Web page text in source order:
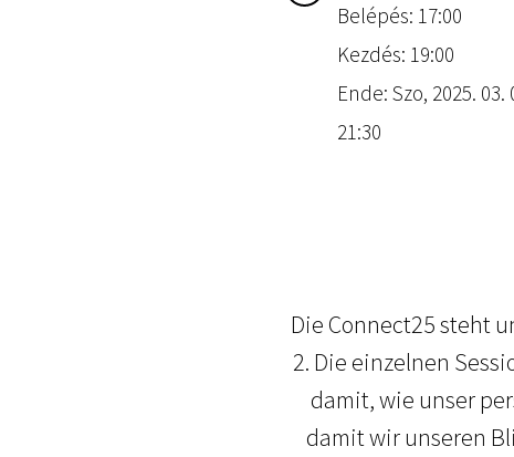
Belépés: 17:00
Kezdés: 19:00
Ende: Szo, 2025. 03.
21:30
Die Connect25 steht
2. Die einzelnen
damit, wie unser
damit wir unseren